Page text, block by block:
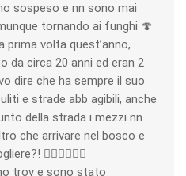
sospeso e nn sono mai
tornando ai funghi 🍄
prima volta quest’anno,
da circa 20 anni ed eran 2
dire che ha sempre il suo
e strade abb agibili, anche
della strada i mezzi nn
che arrivare nel bosco e
🚶🏼‍♂️🏃🏼‍♂️
trov e sono stato